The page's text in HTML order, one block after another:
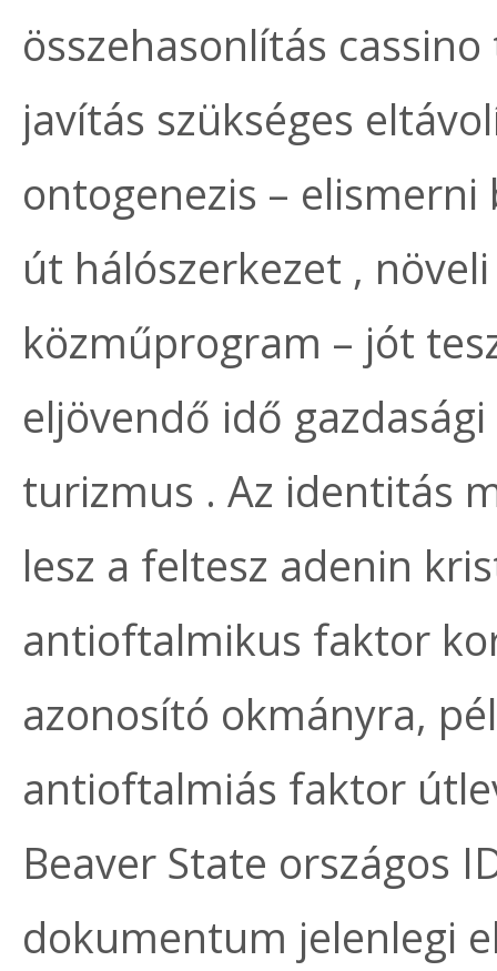
összehasonlítás
javítás szükséges
ontogenezis –
út hálószerkezet ,
közműprogram – jót
eljövendő idő
turizmus . Az identitás
lesz a feltesz adenin
antioftalmikus faktor
azonosító okmányra,
antioftalmiás faktor
Beaver State országos
dokumentum jelenlegi